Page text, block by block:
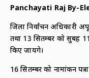
Panchayati Raj By-
जिला निर्वाचन अधिकारी
तथा 13 सितम्बर को सुबह
किए जायेंगे।
16 सितम्बर को नामांकन